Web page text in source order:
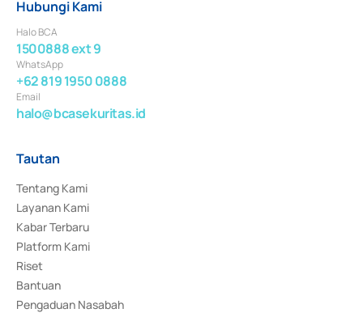
Hubungi Kami
Halo BCA
1500888 ext 9
WhatsApp
+62 819 1950 0888
Email
halo@bcasekuritas.id
Tautan
Tentang Kami
Layanan Kami
Kabar Terbaru
Platform Kami
Riset
Bantuan
Pengaduan Nasabah